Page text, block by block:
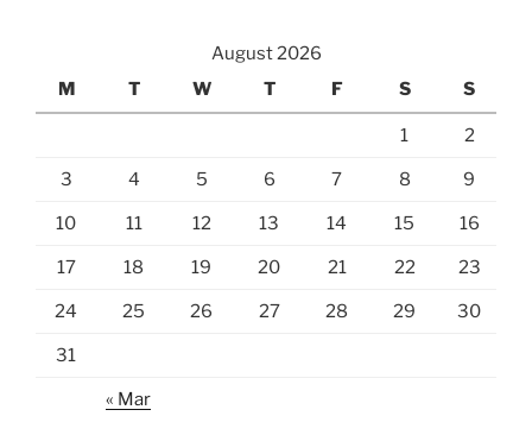
August 2026
M
T W T F S S
1 2
3 4 5 6 7 8 9
10 11 12 13 14 15 16
17 18 19 20 21 22 23
24 25 26 27 28 29 30
31
« Mar